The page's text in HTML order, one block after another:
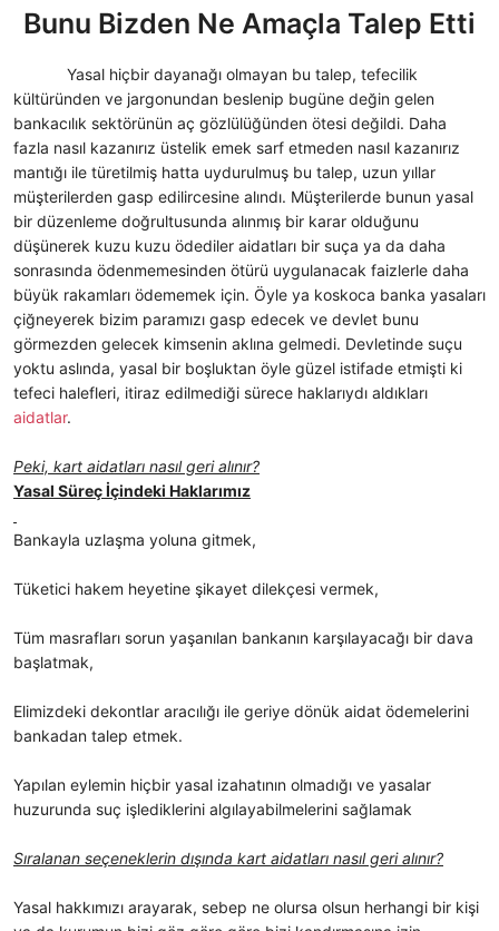
Bunu Bizden Ne Amaçla Talep Etti
Yasal hiçbir dayanağı olmayan bu talep, tefecilik
kültüründen ve jargonundan beslenip bugüne değin gelen
bankacılık sektörünün aç gözlülüğünden ötesi değildi. Daha
fazla nasıl kazanırız üstelik emek sarf etmeden nasıl kazanırız
mantığı ile türetilmiş hatta uydurulmuş bu talep, uzun yıllar
müşterilerden gasp edilircesine alındı. Müşterilerde bunun yasal
bir düzenleme doğrultusunda alınmış bir karar olduğunu
düşünerek kuzu kuzu ödediler aidatları bir suça ya da daha
sonrasında ödenmemesinden ötürü uygulanacak faizlerle daha
büyük rakamları ödememek için. Öyle ya koskoca banka yasaları
çiğneyerek bizim paramızı gasp edecek ve devlet bunu
görmezden gelecek kimsenin aklına gelmedi. Devletinde suçu
yoktu aslında, yasal bir boşluktan öyle güzel istifade etmişti ki
tefeci halefleri, itiraz edilmediği sürece haklarıydı aldıkları
aidatlar.
Peki, kart aidatları nasıl geri alınır?
Yasal Süreç İçindeki Haklarımız
Bankayla uzlaşma yoluna gitmek,
Tüketici hakem heyetine şikayet dilekçesi vermek,
Tüm masrafları sorun yaşanılan bankanın karşılayacağı bir dava
başlatmak,
Elimizdeki dekontlar aracılığı ile geriye dönük aidat ödemelerini
bankadan talep etmek.
Yapılan eylemin hiçbir yasal izahatının olmadığı ve yasalar
huzurunda suç işlediklerini algılayabilmelerini sağlamak
Sıralanan seçeneklerin dışında kart aidatları nasıl geri alınır?
Yasal hakkımızı arayarak, sebep ne olursa olsun herhangi bir kişi